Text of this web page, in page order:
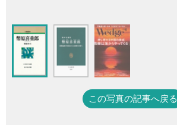
この写真の記事へ戻る